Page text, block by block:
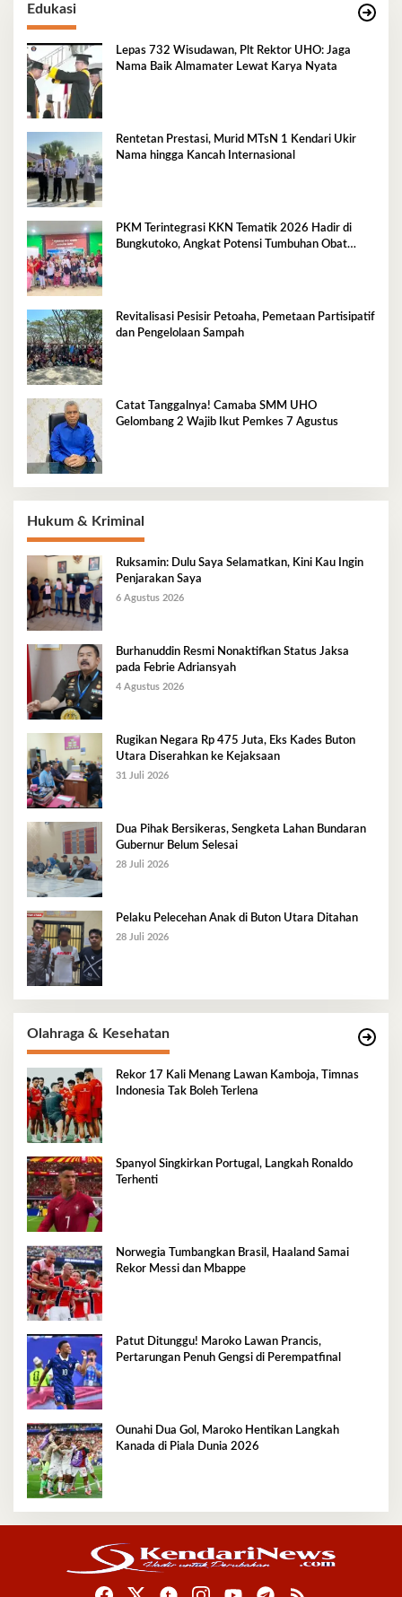
Edukasi
Lepas 732 Wisudawan, Plt Rektor UHO: Jaga
Nama Baik Almamater Lewat Karya Nyata
Rentetan Prestasi, Murid MTsN 1 Kendari Ukir
Nama hingga Kancah Internasional
PKM Terintegrasi KKN Tematik 2026 Hadir di
Bungkutoko, Angkat Potensi Tumbuhan Obat
Revitalisasi Pesisir Petoaha, Pemetaan Partisipatif
dan Pengelolaan Sampah
Catat Tanggalnya! Camaba SMM UHO
Gelombang 2 Wajib Ikut Pemkes 7 Agustus
Hukum & Kriminal
Ruksamin: Dulu Saya Selamatkan, Kini Kau Ingin
Penjarakan Saya
6 Agustus 2026
Burhanuddin Resmi Nonaktifkan Status Jaksa
pada Febrie Adriansyah
4 Agustus 2026
Rugikan Negara Rp 475 Juta, Eks Kades Buton
Utara Diserahkan ke Kejaksaan
31 Juli 2026
Dua Pihak Bersikeras, Sengketa Lahan Bundaran
Gubernur Belum Selesai
28 Juli 2026
Pelaku Pelecehan Anak di Buton Utara Ditahan
28 Juli 2026
Olahraga & Kesehatan
Rekor 17 Kali Menang Lawan Kamboja, Timnas
Indonesia Tak Boleh Terlena
Spanyol Singkirkan Portugal, Langkah Ronaldo
Terhenti
Norwegia Tumbangkan Brasil, Haaland Samai
Rekor Messi dan Mbappe
Patut Ditunggu! Maroko Lawan Prancis,
Pertarungan Penuh Gengsi di Perempatfinal
Ounahi Dua Gol, Maroko Hentikan Langkah
Kanada di Piala Dunia 2026